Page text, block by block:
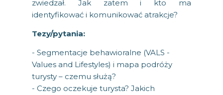
zwiedzał. Jak zatem i kto ma
identyfikować i komunikować atrakcje?
Tezy/pytania:
- Segmentacje behawioralne (VALS -
Values and Lifestyles) i mapa podróży
turysty – czemu służą?
- Czego oczekuje turysta? Jakich